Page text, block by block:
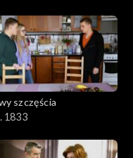
szczęścia
1833